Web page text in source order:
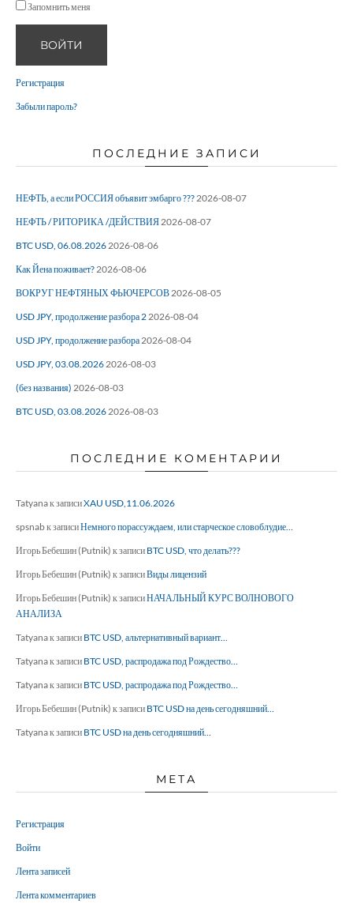
Запомнить меня
ВОЙТИ
Регистрация
Забыли пароль?
ПОСЛЕДНИЕ ЗАПИСИ
НЕФТЬ, а если РОССИЯ объявит эмбарго ???2026-08-07
НЕФТЬ / РИТОРИКА /ДЕЙСТВИЯ2026-08-07
BTC USD, 06.08.20262026-08-06
Как Йена поживает?2026-08-06
ВОКРУГ НЕФТЯНЫХ ФЬЮЧЕРСОВ2026-08-05
USD JPY, продолжение разбора 22026-08-04
USD JPY, продолжение разбора2026-08-04
USD JPY, 03.08.20262026-08-03
(без названия) 2026-08-03
BTC USD, 03.08.20262026-08-03
ПОСЛЕДНИЕ КОМЕНТАРИИ
Tatyanaк записиXAU USD,11.06.2026
spsnabк записиНемного порассуждаем, или старческое словоблудие…
Игорь Бебешин (Putnik) к записи BTC USD, что делать???
Игорь Бебешин (Putnik) к записиВиды лицензий
Игорь Бебешин (Putnik) к записиНАЧАЛЬНЫЙ КУРС ВОЛНОВОГО
АНАЛИЗА
Tatyanaк записи BTC USD, альтернативный вариант…
Tatyanaк записи BTC USD, распродажа под Рождество…
Tatyanaк записи BTC USD, распродажа под Рождество…
Игорь Бебешин (Putnik) к записи BTC USD на день сегодняшний…
Tatyanaк записи BTC USD на день сегодняшний…
МЕТА
Регистрация
Войти
Лента записей
Лента комментариев